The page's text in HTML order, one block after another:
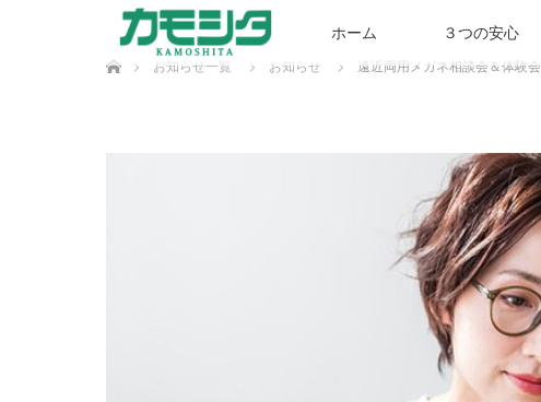
ホーム ３つの安心
ホーム
お知らせ一覧
お知らせ 遠近両用メガネ相談会＆体験会